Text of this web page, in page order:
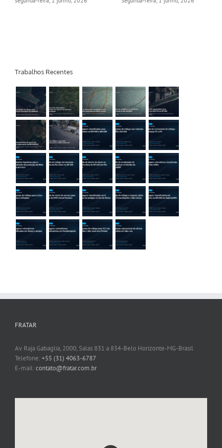
Trabalhos Recentes
FRATAR
Av. Raja Gabaglia, 2000, Salas 831 a 834-Belo Horizonte-MG-Brasil
Telefone:+55 (31) 4063-6787
E-mail:contato@fratar.com.br